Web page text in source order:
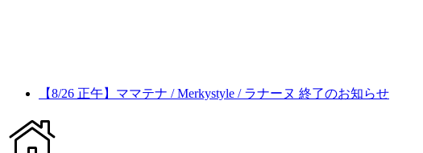
【8/26 正午】ママテナ / Merkystyle / ラナーヌ 終了のお知らせ